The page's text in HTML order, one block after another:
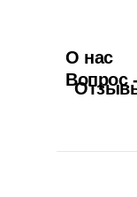
О нас
Вопрос